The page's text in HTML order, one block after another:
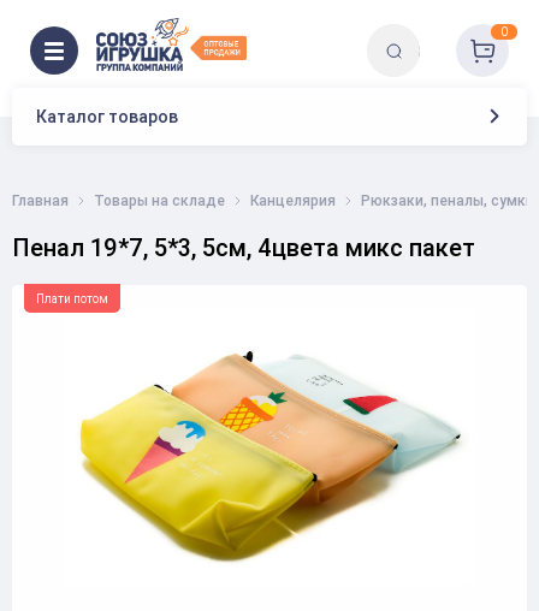
Каталог товаров
0
Главная Товары на складе Канцелярия Рюкзаки, пеналы, сумки
Пенал 19*7, 5*3, 5см, 4цвета микс пакет
Плати потом